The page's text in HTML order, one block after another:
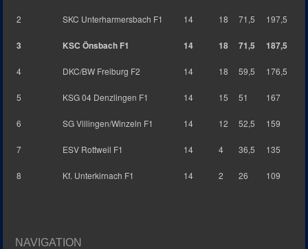
2 SKC Unterharmersbach F1 14 18 71,5 197,5
3 KSC Önsbach F1 14 18 71,5 187,5
4 DKC/BW Freiburg F2 14 18 59,5 176,5
5 KSG 04 Denzlingen F1 14 15 51 167
6 SG Villingen/Winzeln F1 14 12 52,5 159
7 ESV Rottweil F1 14 4 36,5 135
8 Kf. Unterkirnach F1 14 2 26 109
NAVIGATION